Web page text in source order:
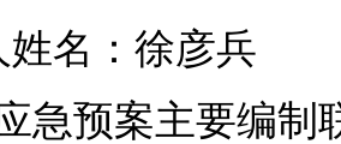
姓名：徐彦兵
急预案主要编制